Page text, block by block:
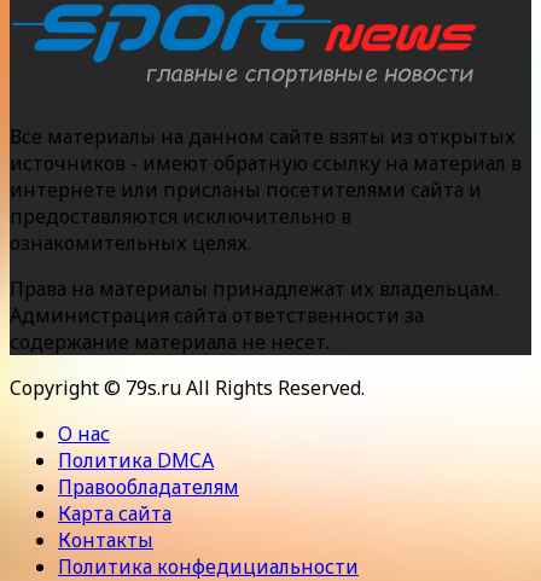
Все материалы на данном сайте взяты из открытых
источников - имеют обратную ссылку на материал в
интернете или присланы посетителями сайта и
предоставляются исключительно в
ознакомительных целях.
Права на материалы принадлежат их владельцам.
Администрация сайта ответственности за
содержание материала не несет.
Copyright © 79s.ru All Rights Reserved.
О нас
Политика DMCA
Правообладателям
Карта сайта
Контакты
Политика конфедициальности